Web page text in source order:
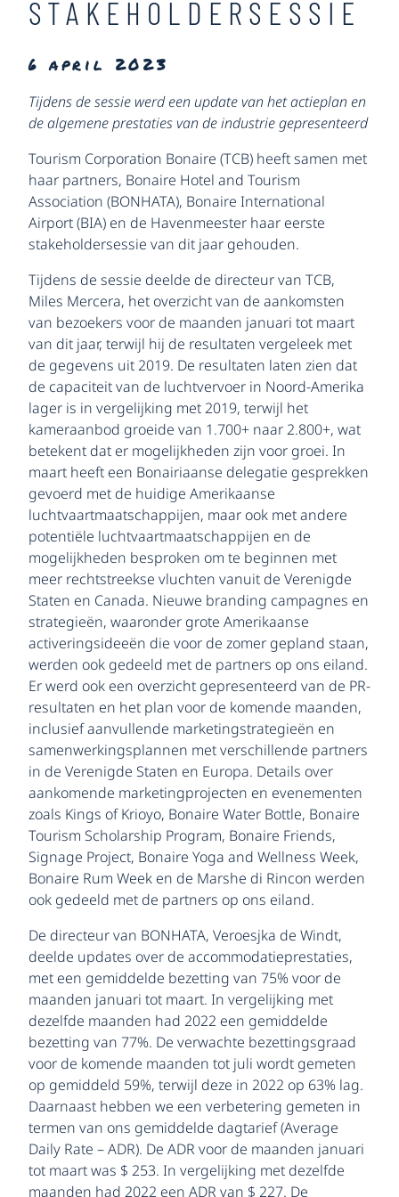
STAKEHOLDERSESSIE
6 april 2023
Tijdens de sessie werd een update van het actieplan en
de algemene prestaties van de industrie gepresenteerd
Tourism Corporation Bonaire (TCB) heeft samen met
haar partners, Bonaire Hotel and Tourism
Association (BONHATA), Bonaire International
Airport (BIA) en de Havenmeester haar eerste
stakeholdersessie van dit jaar gehouden.
Tijdens de sessie deelde de directeur van TCB,
Miles Mercera, het overzicht van de aankomsten
van bezoekers voor de maanden januari tot maart
van dit jaar, terwijl hij de resultaten vergeleek met
de gegevens uit 2019. De resultaten laten zien dat
de capaciteit van de luchtvervoer in Noord-Amerika
lager is in vergelijking met 2019, terwijl het
kameraanbod groeide van 1.700+ naar 2.800+, wat
betekent dat er mogelijkheden zijn voor groei. In
maart heeft een Bonairiaanse delegatie gesprekken
gevoerd met de huidige Amerikaanse
luchtvaartmaatschappijen, maar ook met andere
potentiële luchtvaartmaatschappijen en de
mogelijkheden besproken om te beginnen met
meer rechtstreekse vluchten vanuit de Verenigde
Staten en Canada. Nieuwe branding campagnes en
strategieën, waaronder grote Amerikaanse
activeringsideeën die voor de zomer gepland staan,
werden ook gedeeld met de partners op ons eiland.
Er werd ook een overzicht gepresenteerd van de PR-
resultaten en het plan voor de komende maanden,
inclusief aanvullende marketingstrategieën en
samenwerkingsplannen met verschillende partners
in de Verenigde Staten en Europa. Details over
aankomende marketingprojecten en evenementen
zoals Kings of Krioyo, Bonaire Water Bottle, Bonaire
Tourism Scholarship Program, Bonaire Friends,
Signage Project, Bonaire Yoga and Wellness Week,
Bonaire Rum Week en de Marshe di Rincon werden
ook gedeeld met de partners op ons eiland.
De directeur van BONHATA, Veroesjka de Windt,
deelde updates over de accommodatieprestaties,
met een gemiddelde bezetting van 75% voor de
maanden januari tot maart. In vergelijking met
dezelfde maanden had 2022 een gemiddelde
bezetting van 77%. De verwachte bezettingsgraad
voor de komende maanden tot juli wordt gemeten
op gemiddeld 59%, terwijl deze in 2022 op 63% lag.
Daarnaast hebben we een verbetering gemeten in
termen van ons gemiddelde dagtarief (Average
Daily Rate – ADR). De ADR voor de maanden januari
tot maart was $ 253. In vergelijking met dezelfde
maanden had 2022 een ADR van $ 227. De